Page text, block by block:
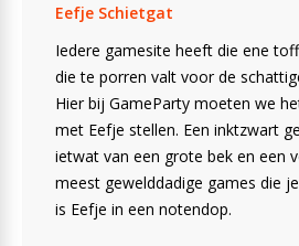
Eefje Schietgat
Iedere gamesite heeft die ene
die te porren valt voor de
Hier bij GameParty moeten we
met Eefje stellen. Een inktzwart
ietwat van een grote bek en een
meest gewelddadige games die
is Eefje in een notendop.